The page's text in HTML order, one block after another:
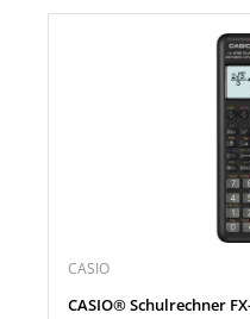
CASIO
CASIO® Schulrechner